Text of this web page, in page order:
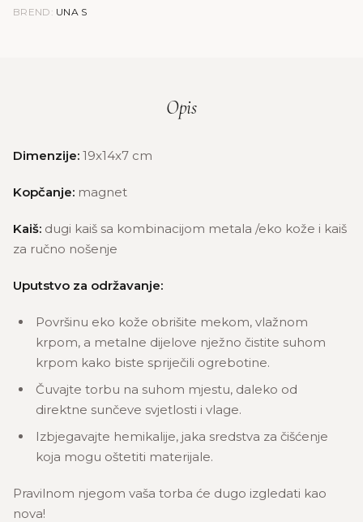
BREND: UNA S
Opis
Dimenzije: 19x14x7 cm
Kopčanje: magnet
Kaiš: dugi kaiš sa kombinacijom metala /eko kože i kaiš
za ručno nošenje
Uputstvo za održavanje:
Površinu eko kože obrišite mekom, vlažnom
krpom, a metalne dijelove nježno čistite suhom
krpom kako biste spriječili ogrebotine.
Čuvajte torbu na suhom mjestu, daleko od
direktne sunčeve svjetlosti i vlage.
Izbjegavajte hemikalije, jaka sredstva za čišćenje
koja mogu oštetiti materijale.
Pravilnom njegom vaša torba će dugo izgledati kao
nova!